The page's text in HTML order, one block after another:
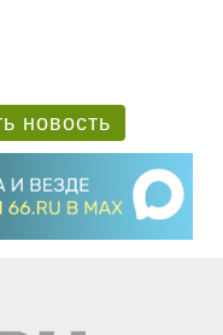
новость